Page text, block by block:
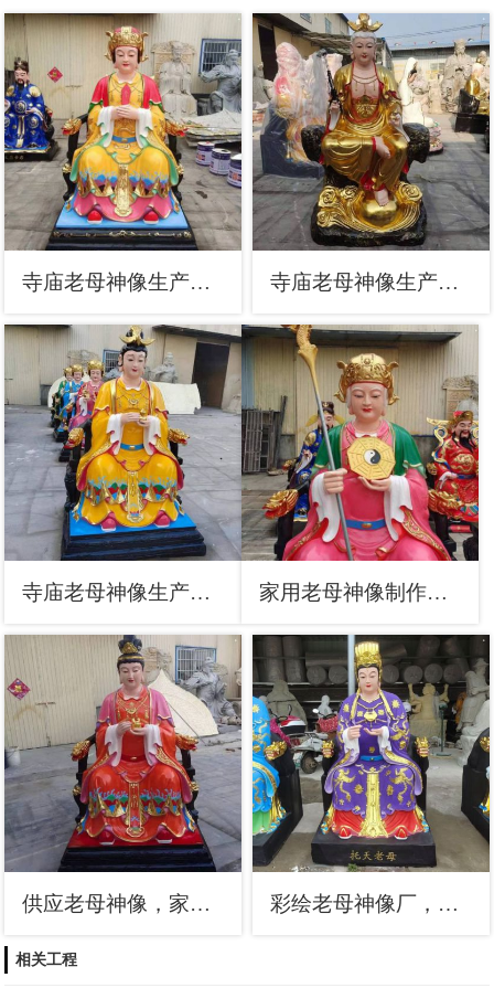
寺庙老母神像生产，铸铜工艺，铜老母神像定做 寺庙老母神像生产，仿古佛像，老母神像预用
寺庙老母神像生产，彩绘工艺，老母神像承接 家用老母神像制作，寺庙佛像，仿古老母神像厂家
供应老母神像，家用佛像，铸铜老母神像制作 彩绘老母神像厂，玻璃钢材质，老母神像预用
相关工程